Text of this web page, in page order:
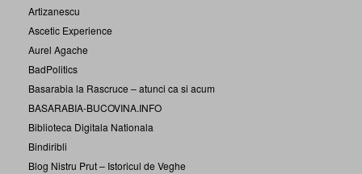
Artizanescu
Ascetic Experience
Aurel Agache
BadPolitics
Basarabia la Rascruce – atunci ca si acum
BASARABIA-BUCOVINA.INFO
Biblioteca Digitala Nationala
Bindiribli
Blog Nistru Prut – Istoricul de Veghe